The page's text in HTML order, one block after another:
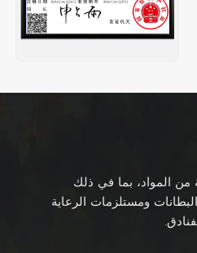
من المواد، بما في ذلك
ومستلزمات الرعاية